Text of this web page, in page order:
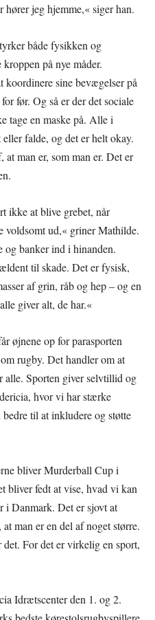
jeg hjemme,« siger han.
både fysikken og
på nye måder.
sine bevægelser på
før. Og så er der det sociale
tage en maske på. Alle i
falde, og det er helt okay.
at man er, som man er. Det er
ikke at blive grebet, når
voldsomt ud,« griner Mathilde.
og banker ind i hinanden.
til skade. Det er fysisk,
af grin, råb og hep – og en
giver alt, de har.«
øjnene op for parasporten
rugby. Det handler om at
alle. Sporten giver selvtillid og
hvor vi har stærke
til at inkludere og støtte
bliver Murderball Cup i
bliver fedt at vise, hvad vi kan
i Danmark. Det er sjovt at
man er en del af noget større.
For det er virkelig en sport,
Idrætscenter den 1. og 2.